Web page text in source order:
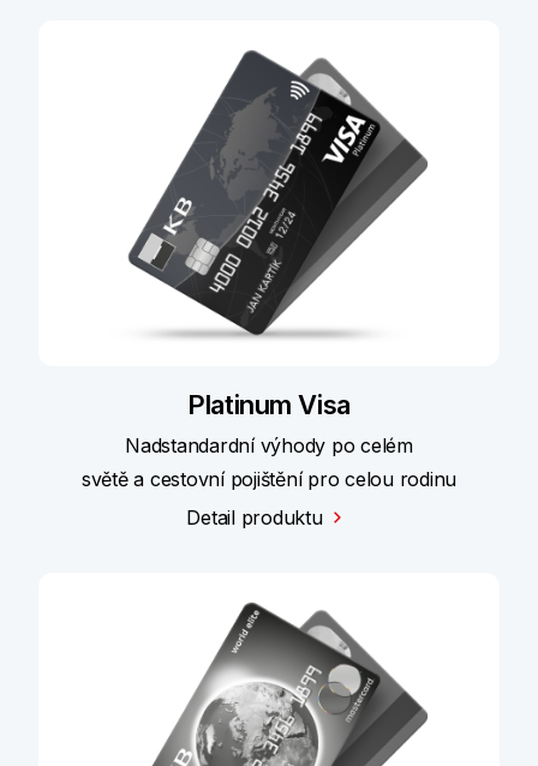
Platinum Visa
Nadstandardní výhody po celém
světě a cestovní pojištění pro celou rodinu
Detail produktu